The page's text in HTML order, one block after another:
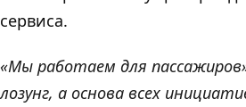
сервиса.
«Мы работаем для
лозунг, а основа всех